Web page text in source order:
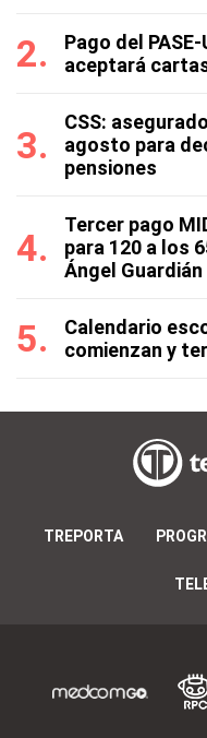
Pago del
aceptará
CSS:
agosto para
pensiones
Tercer pago
para 120 a los
Ángel Guardián
Calendario
comienzan y
TREPORTA